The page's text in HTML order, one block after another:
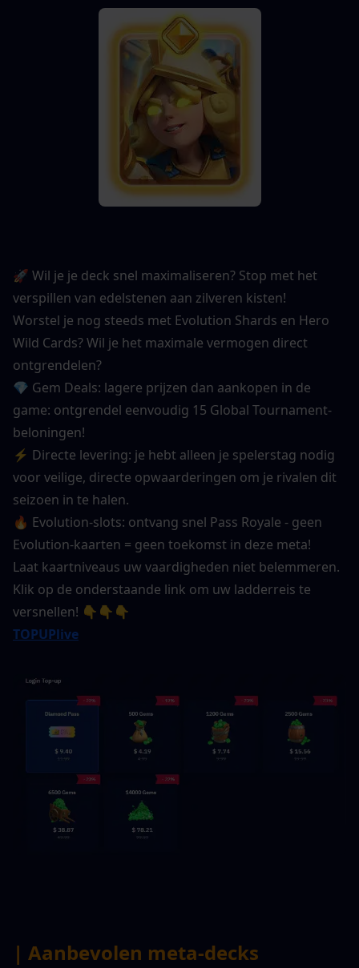
🚀 Wil je je deck snel maximaliseren? Stop met het
verspillen van edelstenen aan zilveren kisten!
Worstel je nog steeds met Evolution Shards en Hero
Wild Cards? Wil je het maximale vermogen direct
ontgrendelen?
💎 Gem Deals: lagere prijzen dan aankopen in de
game: ontgrendel eenvoudig 15 Global Tournament-
beloningen!
⚡ Directe levering: je hebt alleen je spelerstag nodig
voor veilige, directe opwaarderingen om je rivalen dit
seizoen in te halen.
🔥 Evolution-slots: ontvang snel Pass Royale - geen
Evolution-kaarten = geen toekomst in deze meta!
Laat kaartniveaus uw vaardigheden niet belemmeren.
Klik op de onderstaande link om uw ladderreis te
versnellen! 👇👇👇
TOPUPlive
| Aanbevolen meta-decks